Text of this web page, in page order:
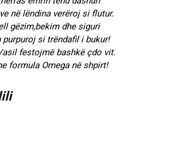
në lëndina verëroj si flutur.
gëzim,bekim dhe siguri
purpuroj si trëndafil i bukur!
festojmë bashkë çdo vit.
formula Omega në shpirt!